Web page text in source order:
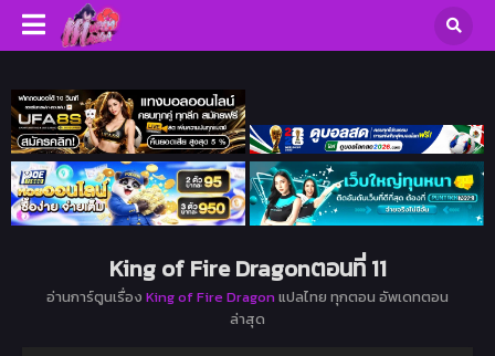
King of Fire Dragonตอนที่ 11
อ่านการ์ตูนเรื่อง King of Fire Dragon แปลไทย ทุกตอน อัพเดทตอน
ล่าสุด